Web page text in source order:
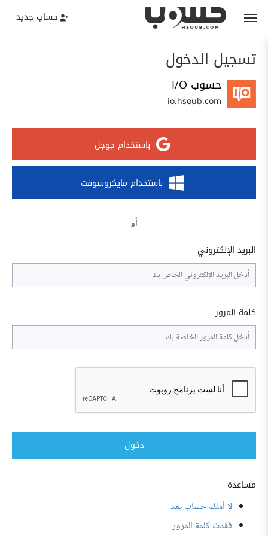
حساب جديد
تسجيل الدخول
حسوب I/O
io.hsoub.com
باستخدام جوجل
باستخدام مايكروسوفت
البريد الإلكتروني
كلمة المرور
دخول
مساعدة
لا أملك حساب بعد
فقدت كلمة المرور